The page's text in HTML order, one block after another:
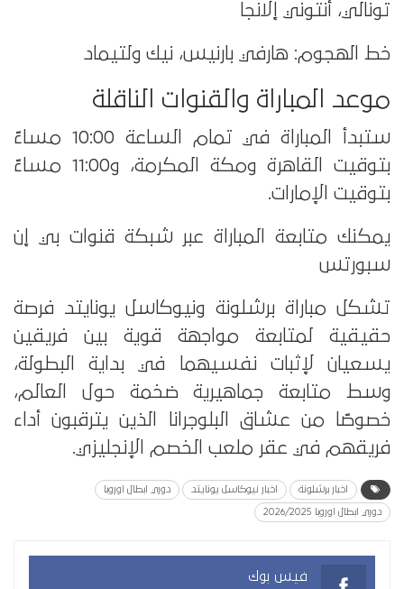
تونالي، أنتوني إلانجا
خط الهجوم: هارفي بارنيس، نيك ولتيماد
موعد المباراة والقنوات الناقلة
ستبدأ المباراة في تمام الساعة 10:00 مساءً
بتوقيت القاهرة ومكة المكرمة، و11:00 مساءً
بتوقيت الإمارات.
يمكنك متابعة المباراة عبر شبكة قنوات بي إن
سبورتس
تشكل مباراة برشلونة ونيوكاسل يونايتد فرصة
حقيقية لمتابعة مواجهة قوية بين فريقين
يسعيان لإثبات نفسيهما في بداية البطولة،
وسط متابعة جماهيرية ضخمة حول العالم،
خصوصًا من عشاق البلوجرانا الذين يترقبون أداء
فريقهم في عقر ملعب الخصم الإنجليزي.
اخبار برشلونة اخبار نيوكاسل يونايتد دوري ابطال اوروبا
دوري ابطال اوروبا 2026/2025
فيس بوك